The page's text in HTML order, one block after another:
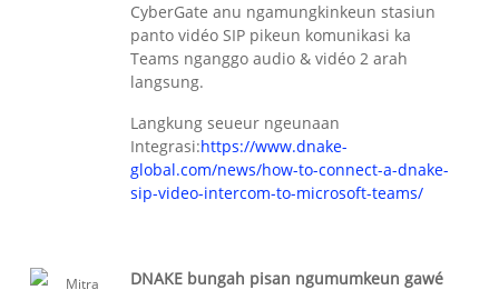
CyberGate anu ngamungkinkeun stasiun
panto vidéo SIP pikeun komunikasi ka
Teams nganggo audio & vidéo 2 arah
langsung.
Langkung seueur ngeunaan
Integrasi:https://www.dnake-
global.com/news/how-to-connect-a-dnake-
sip-video-intercom-to-microsoft-teams/
DNAKE bungah pisan ngumumkeun gawé